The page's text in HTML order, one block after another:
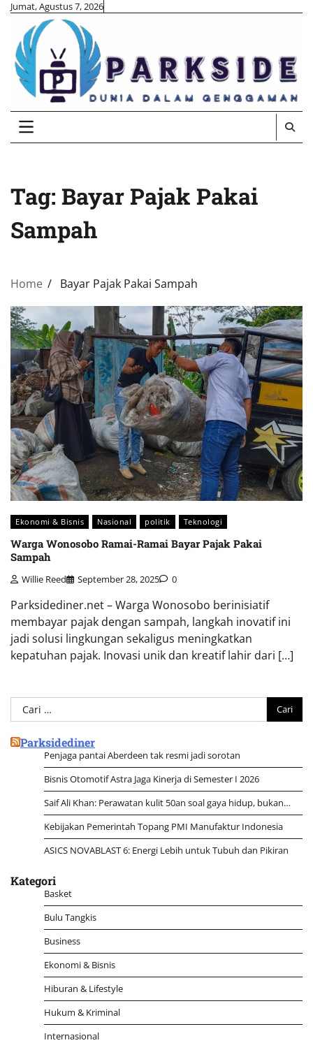
Skip
content
Jumat, Agustus 7, 2026
Tag: Bayar Pajak Pakai
Sampah
Home Bayar Pajak Pakai Sampah
Ekonomi & Bisnis Nasional politik Teknologi
Warga Wonosobo Ramai-Ramai Bayar Pajak Pakai
Sampah
Willie Reed September 28, 2025 0
Parksidediner.net – Warga Wonosobo berinisiatif
membayar pajak dengan sampah, langkah inovatif ini
jadi solusi lingkungan sekaligus meningkatkan
kepatuhan pajak. Inovasi unik dan kreatif lahir dari […]
Cari
untuk:
Parksidediner
Penjaga pantai Aberdeen tak resmi jadi sorotan
Bisnis Otomotif Astra Jaga Kinerja di Semester I 2026
Saif Ali Khan: Perawatan kulit 50an soal gaya hidup, bukan…
Kebijakan Pemerintah Topang PMI Manufaktur Indonesia
ASICS NOVABLAST 6: Energi Lebih untuk Tubuh dan Pikiran
Kategori
Basket
Bulu Tangkis
Business
Ekonomi & Bisnis
Hiburan & Lifestyle
Hukum & Kriminal
Internasional